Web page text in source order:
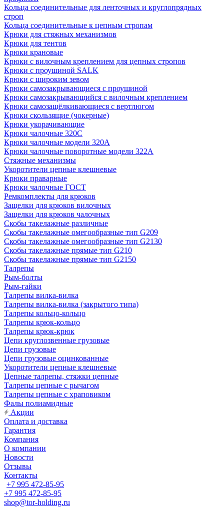
Кольца соединительные для ленточных и круглопрядных
строп
Кольца соединительные к цепным стропам
Крюки для стяжных механизмов
Крюки для тентов
Крюки крановые
Крюки с вилочным креплением для цепных стропов
Крюки с проушиной SALK
Крюки с широким зевом
Крюки самозакрывающиеся с проушиной
Крюки самозакрывающийся с вилочным креплением
Крюки самозащёлкивающиеся с вертлюгом
Крюки скользящие (чокерные)
Крюки укорачивающие
Крюки чалочные 320C
Крюки чалочные модели 320А
Крюки чалочные поворотные модели 322А
Стяжные механизмы
Укоротители цепные клешневые
Крюки праварные
Крюки чалочные ГОСТ
Ремкомплекты для крюков
Защелки для крюков вилочных
Защелки для крюков чалочных
Скобы такелажные различные
Скобы такелажные омегообразные тип G209
Скобы такелажные омегообразные тип G2130
Скобы такелажные прямые тип G210
Скобы такелажные прямые тип G2150
Талрепы
Рым-болты
Рым-гайки
Талрепы вилка-вилка
Талрепы вилка-вилка (закрытого типа)
Талрепы кольцо-кольцо
Талрепы крюк-кольцо
Талрепы крюк-крюк
Цепи круглозвенные грузовые
Цепи грузовые
Цепи грузовые оцинкованные
Укоротители цепные клешневые
Цепные талрепы, стяжки цепные
Талрепы цепные с рычагом
Талрепы цепные с храповиком
Фалы полиамидные
Акции
Оплата и доставка
Гарантия
Компания
О компании
Новости
Отзывы
Контакты
+7 995 472-85-95
+7 995 472-85-95
shop@tor-holding.ru